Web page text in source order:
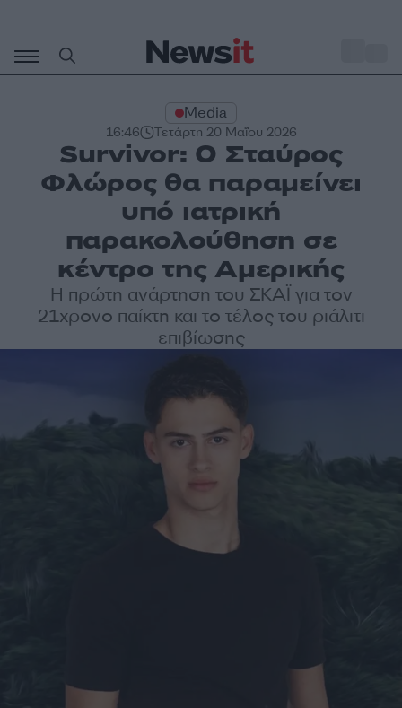
περιεχόμενο
Media
16:46 Τετάρτη 20 Μαΐου 2026
Survivor: Ο Σταύρος
Φλώρος θα παραμείνει
υπό ιατρική
παρακολούθηση σε
κέντρο της Αμερικής
Η πρώτη ανάρτηση του ΣΚΑΪ για τον
21χρονο παίκτη και το τέλος του ριάλιτι
επιβίωσης